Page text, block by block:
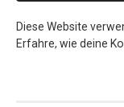
Diese Website
Erfahre, wie deine